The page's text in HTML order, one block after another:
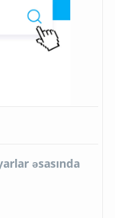
əsasında